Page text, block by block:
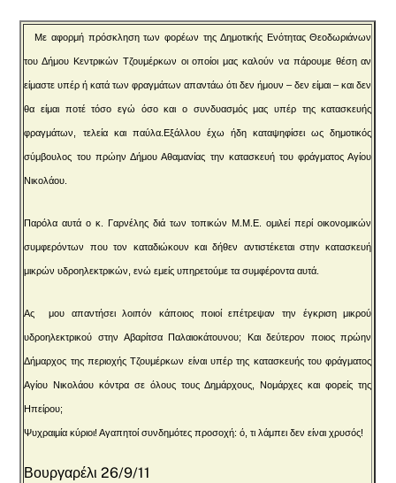
Με αφορμή πρόσκληση των φορέων της Δημοτικής Ενότητας Θεοδωριάνων
του Δήμου Κεντρικών Τζουμέρκων οι οποίοι μας καλούν να πάρουμε θέση αν
είμαστε υπέρ ή κατά των φραγμάτων απαντάω ότι δεν ήμουν – δεν είμαι – και δεν
θα είμαι ποτέ τόσο εγώ όσο και ο συνδυασμός μας υπέρ της κατασκευής
φραγμάτων, τελεία και παύλα. Εξάλλου έχω ήδη καταψηφίσει ως δημοτικός
σύμβουλος του πρώην Δήμου Αθαμανίας την κατασκευή του φράγματος Αγίου
Νικολάου.
Παρόλα αυτά ο κ. Γαρνέλης διά των τοπικών Μ.Μ.Ε. ομιλεί περί οικονομικών
συμφερόντων που τον καταδιώκουν και δήθεν αντιστέκεται στην κατασκευή
μικρών υδροηλεκτρικών, ενώ εμείς υπηρετούμε τα συμφέροντα αυτά.
Ας μου απαντήσει λοιπόν κάποιος ποιοί επέτρεψαν την έγκριση μικρού
υδροηλεκτρικού στην Αβαρίτσα Παλαιοκάτουνου; Και δεύτερον ποιος πρώην
Δήμαρχος της περιοχής Τζουμέρκων είναι υπέρ της κατασκευής του φράγματος
Αγίου Νικολάου κόντρα σε όλους τους Δημάρχους, Νομάρχες και φορείς της
Ηπείρου;
Ψυχραιμία κύριοι! Αγαπητοί συνδημότες προσοχή: ό, τι λάμπει δεν είναι χρυσός!
Βουργαρέλι 26/9/11